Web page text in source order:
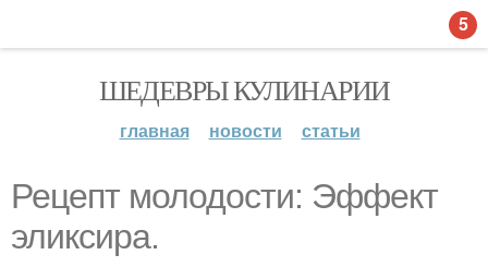
ШЕДЕВРЫ КУЛИНАРИИ
главная новости статьи
Рецепт молодости: Эффект
эликсира.
5